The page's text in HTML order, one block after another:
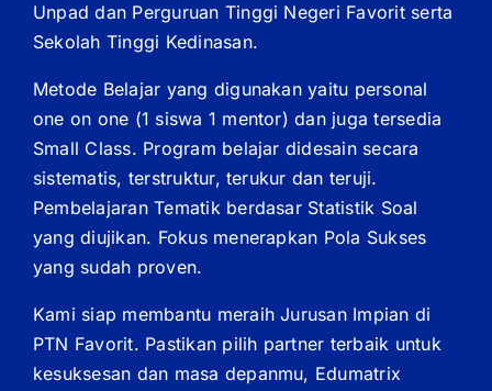
Unpad dan Perguruan Tinggi Negeri Favorit serta
Sekolah Tinggi Kedinasan.
Metode Belajar yang digunakan yaitu personal
one on one (1 siswa 1 mentor) dan juga tersedia
Small Class. Program belajar didesain secara
sistematis, terstruktur, terukur dan teruji.
Pembelajaran Tematik berdasar Statistik Soal
yang diujikan. Fokus menerapkan Pola Sukses
yang sudah proven.
Kami siap membantu meraih Jurusan Impian di
PTN Favorit. Pastikan pilih partner terbaik untuk
kesuksesan dan masa depanmu, Edumatrix